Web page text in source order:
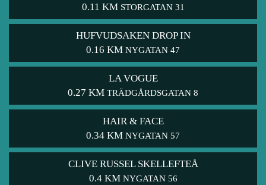
0.11 KM STORGATAN 31
HUFVUDSAKEN DROP IN
0.16 KM NYGATAN 47
LA VOGUE
0.27 KM TRÄDGÅRDSGATAN 8
HAIR & FACE
0.34 KM NYGATAN 57
CLIVE RUSSEL SKELLEFTEÅ
0.4 KM NYGATAN 56